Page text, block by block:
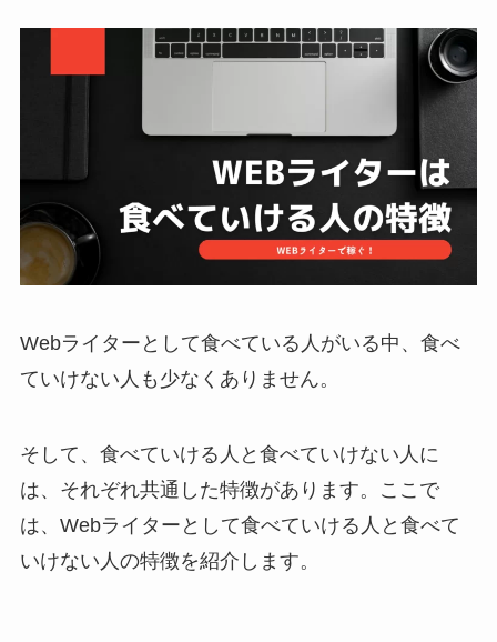
Webライターとして食べている人がいる中、食べ
ていけない人も少なくありません。
そして、食べていける人と食べていけない人に
は、それぞれ共通した特徴があります。ここで
は、Webライターとして食べていける人と食べて
いけない人の特徴を紹介します。